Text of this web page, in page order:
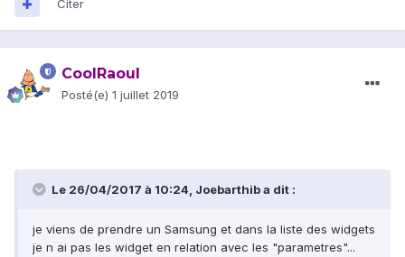
Citer
CoolRaoul
Posté(e) 1 juillet 2019
Le 26/04/2017 à 10:24, Joebarthiba dit :
je viens de prendre un Samsung et dans la liste des widgets
je n ai pas les widget en relation avec les "parametres"...